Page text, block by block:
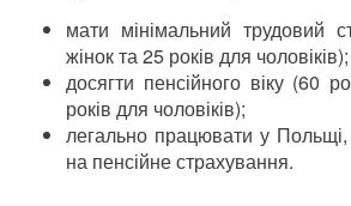
мати мінімальний трудовий
жінок та 25 років для чоловіків);
досягти пенсійного віку (60
років для чоловіків);
легально працювати у
на пенсійне страхування.